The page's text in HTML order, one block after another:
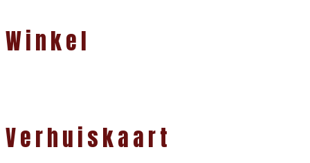
Winkel
Verhuiskaart